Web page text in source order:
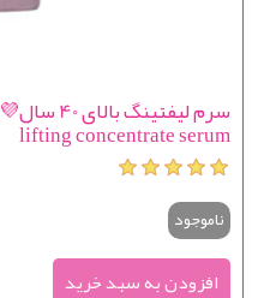
lifting concentrate serum
ناموجود